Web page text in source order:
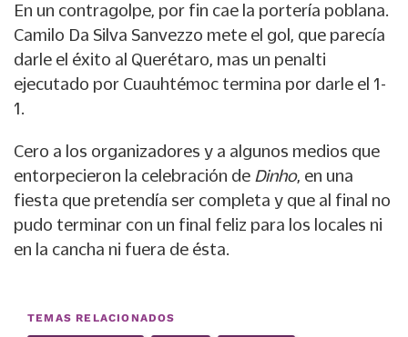
En un contragolpe, por fin cae la portería poblana.
Camilo Da Silva Sanvezzo mete el gol, que parecía
darle el éxito al Querétaro, mas un penalti
ejecutado por Cuauhtémoc termina por darle el 1-
1.
Cero a los organizadores y a algunos medios que
entorpecieron la celebración de Dinho, en una
fiesta que pretendía ser completa y que al final no
pudo terminar con un final feliz para los locales ni
en la cancha ni fuera de ésta.
TEMAS RELACIONADOS